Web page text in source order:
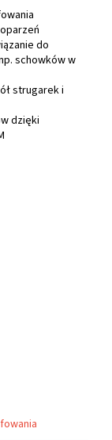
do
schowków w
strugarek i
dzięki